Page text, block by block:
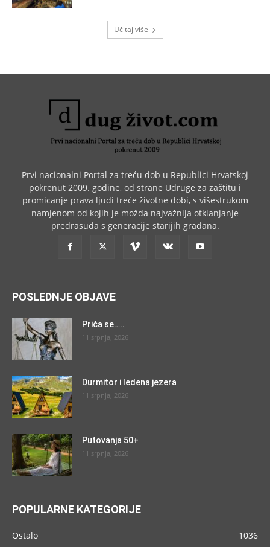
Učitaj više
Prvi nacionalni Portal za treću dob u Republici Hrvatskoj
pokrenut 2009. godine, od strane Udruge za zaštitu i
promicanje prava ljudi treće životne dobi, s višestrukom
namjenom od kojih je možda najvažnija otklanjanje
predrasuda s generacije starijih građana.
POSLEDNJE OBJAVE
Priča se…..
11 srpnja, 2026
Durmitor i ledena jezera
11 srpnja, 2026
Putovanja 50+
11 srpnja, 2026
POPULARNE KATEGORIJE
Ostalo 1036